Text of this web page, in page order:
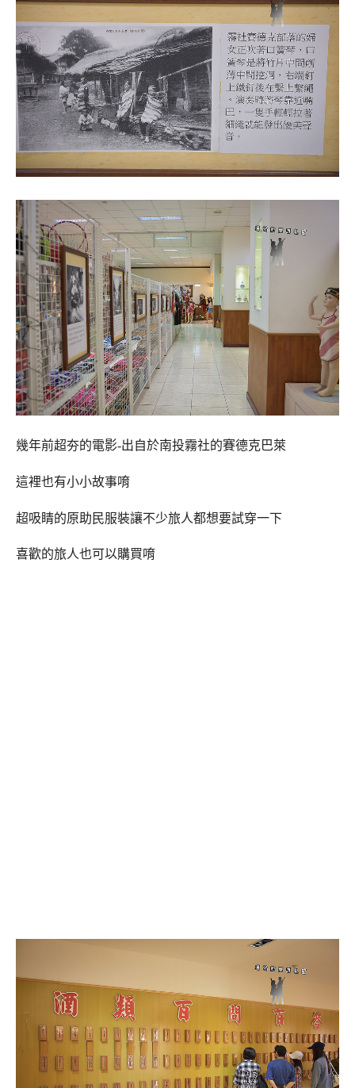
幾年前超夯的電影-出自於南投霧社的賽德克巴萊
這裡也有小小故事唷
超吸睛的原助民服裝讓不少旅人都想要試穿一下
喜歡的旅人也可以購買唷